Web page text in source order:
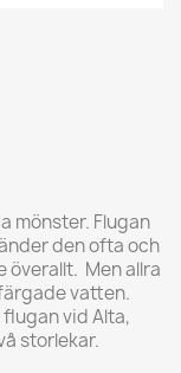
mönster. Flugan
den ofta och
överallt. Men allra
vatten.
vid Alta,
storlekar.